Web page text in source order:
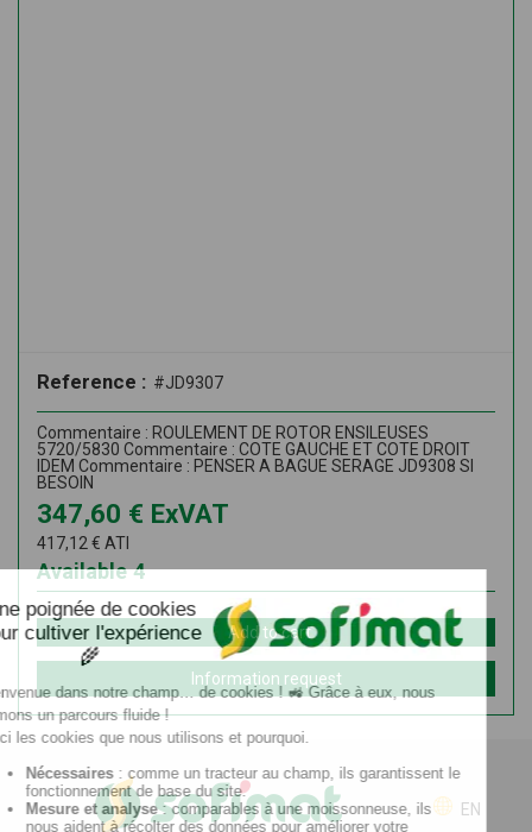
Reference : #JD9307
Commentaire : ROULEMENT DE ROTOR ENSILEUSES
5720/5830 Commentaire : COTE GAUCHE ET COTE DROIT
IDEM Commentaire : PENSER A BAGUE SERAGE JD9308 SI
BESOIN
347,60 € ExVAT
417,12€ ATI
4
Available
Add to cart
Information request
EN